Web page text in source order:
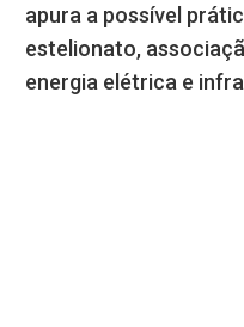
apura a possível
estelionato,
energia elétrica e